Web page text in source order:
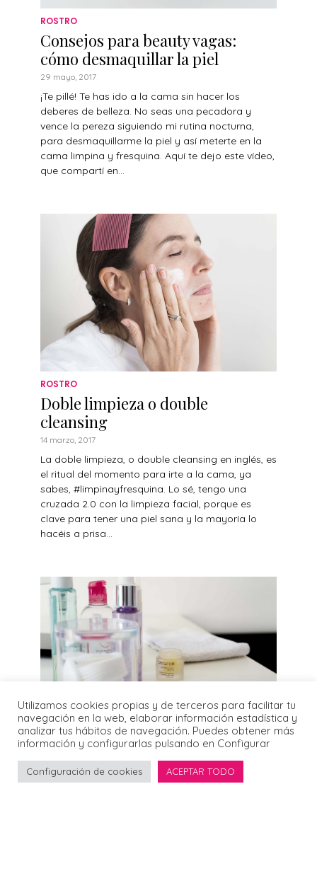
ROSTRO
Consejos para beauty vagas:
cómo desmaquillar la piel
29 mayo, 2017
¡Te pillé! Te has ido a la cama sin hacer los
deberes de belleza. No seas una pecadora y
vence la pereza siguiendo mi rutina nocturna,
para desmaquillarme la piel y así meterte en la
cama limpina y fresquina. Aquí te dejo este vídeo,
que compartí en...
ROSTRO
Doble limpieza o double
cleansing
14 marzo, 2017
La doble limpieza, o double cleansing en inglés, es
el ritual del momento para irte a la cama, ya
sabes, #limpinayfresquina. Lo sé, tengo una
cruzada 2.0 con la limpieza facial, porque es
clave para tener una piel sana y la mayoría lo
hacéis a prisa...
ROSTRO
Cómo me limpio la piel
4 enero, 2017
Utilizamos cookies propias y de terceros para facilitar tu
navegación en la web, elaborar información estadística y
analizar tus hábitos de navegación. Puedes obtener más
información y configurarlas pulsando en Configurar
Configuración de cookies ACEPTAR TODO